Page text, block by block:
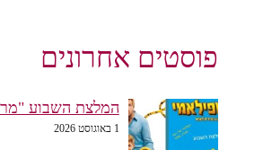
פוסטים אחרונים
המלצת השבוע
1 באוגוסט 2026